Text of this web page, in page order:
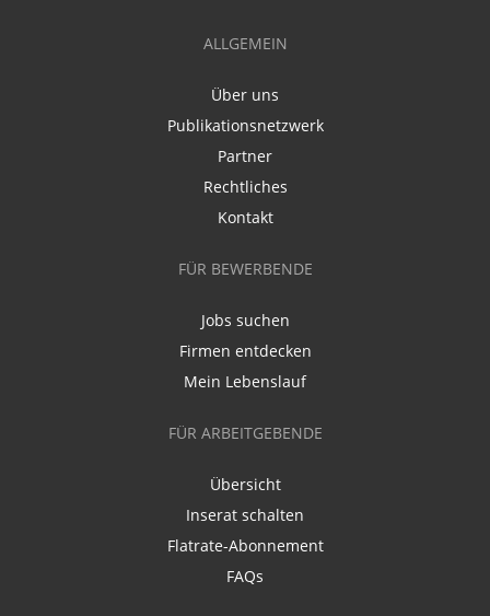
ALLGEMEIN
Über uns
Publikationsnetzwerk
Partner
Rechtliches
Kontakt
FÜR BEWERBENDE
Jobs suchen
Firmen entdecken
Mein Lebenslauf
FÜR ARBEITGEBENDE
Übersicht
Inserat schalten
Flatrate-Abonnement
FAQs